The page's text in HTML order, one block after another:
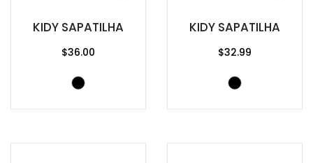
KIDY SAPATILHA
$36.00
KIDY SAPATILHA
$32.99